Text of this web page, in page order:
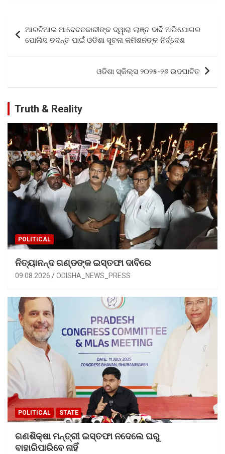
b
o
o
A
p
e
navigation
ଆରଟିଆଇ ଆବେଦନକାରୀଙ୍କ ଦ୍ୱାରା ଲାଞ୍ଚ ଦାବି ଅଭିଯୋଗର
ପୋଲିସ ତଦନ୍ତ ପାଇଁ ଓଡିଶା ସୂଚନା କମିଶନଙ୍କ ନିର୍ଦ୍ଦେଶ
ଓଡିଶା ସ୍କିଲ୍ସ ୨୦୨୫-୨୬ ଉଦଘାଟିତ
Truth & Reality
POLITICAL
ନିତ୍ୟାନନ୍ଦ ଗଣ୍ଡଙ୍କ ଇସ୍ତଫା ଦାବିରେ
09.08.2026 ODISHA_NEWS_PRESS
POLITICAL STATE
ଗଣଶିକ୍ଷା ମନ୍ତ୍ରୀ ଇସ୍ତଫା ନଦେଲେ ଘରୁ
ବାହାରିପାରିବେ ନାହିଁ